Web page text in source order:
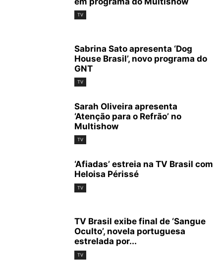
Elseworlds (Foto: Divulgação/Warner Channel)
Elseworlds (Foto: Divulgação/Warner Channel)
Elseworlds (Foto: Divulgação/Warner Channel)
TV
Sabrina Sato apresenta ‘Dog
House Brasil’, novo programa do
GNT
TV
Sarah Oliveira apresenta
‘Atenção para o Refrão’ no
Multishow
TV
‘Afiadas’ estreia na TV Brasil com
Heloisa Périssé
TV
TV Brasil exibe final de ‘Sangue
Oculto’, novela portuguesa
estrelada por...
TV